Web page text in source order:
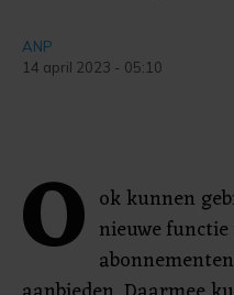
ANP
14 april 2023 - 05:10
O ok kunnen
nieuwe